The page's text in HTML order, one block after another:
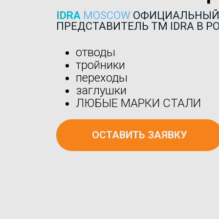
IDRA MOSCOW ОФИЦИАЛЬНЫЙ
ПРЕДСТАВИТЕЛЬ ТМ IDRA В
отводы
тройники
переходы
заглушки
ЛЮБЫЕ МАРКИ СТАЛИ
ОСТАВИТЬ ЗАЯВКУ